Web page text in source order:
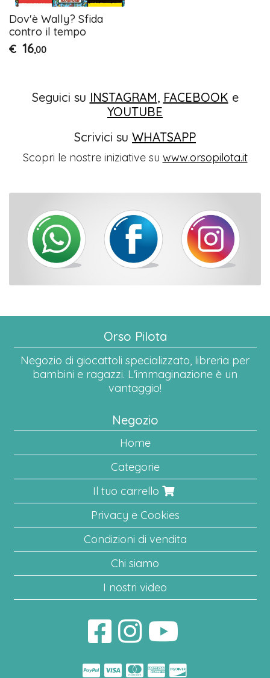
Dov'è Wally? Sfida
contro il tempo
€ 16,00
Seguici su INSTAGRAM, FACEBOOK e
YOUTUBE
Scrivici su WHATSAPP
Scopri le nostre iniziative su www.orsopilota.it
Orso Pilota
Negozio di giocattoli specializzato, libreria per
bambini e ragazzi. L'immaginazione è un
vantaggio!
Negozio
Home
Categorie
Il tuo carrello
Privacy e Cookies
Condizioni di vendita
Chi siamo
I nostri video